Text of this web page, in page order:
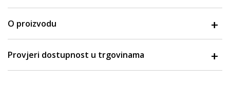
O proizvodu
Provjeri dostupnost u trgovinama